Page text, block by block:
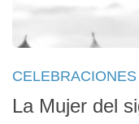
CELEBRACIONES
La Mujer del